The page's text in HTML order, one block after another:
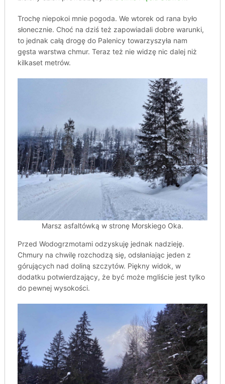
Trochę niepokoi mnie pogoda. We wtorek od rana było
słonecznie. Choć na dziś też zapowiadali dobre warunki,
to jednak całą drogę do Palenicy towarzyszyła nam
gęsta warstwa chmur. Teraz też nie widzę nic dalej niż
kilkaset metrów.
Marsz asfaltówką w stronę Morskiego Oka.
Przed Wodogrzmotami odzyskuję jednak nadzieję.
Chmury na chwilę rozchodzą się, odsłaniając jeden z
górujących nad doliną szczytów. Piękny widok, w
dodatku potwierdzający, że być może mgliście jest tylko
do pewnej wysokości.